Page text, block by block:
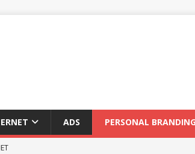
ADS PERSONAL BRANDING